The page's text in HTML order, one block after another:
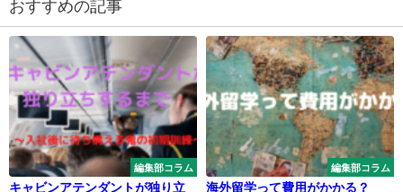
おすすめの記事
編集部コラム
キャビンアテンダントが独り立
編集部コラム
海外留学って費用がかかる？